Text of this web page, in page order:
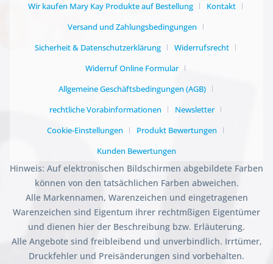
Wir kaufen Mary Kay Produkte auf Bestellung
Kontakt
Versand und Zahlungsbedingungen
Sicherheit & Datenschutzerklärung
Widerrufsrecht
Widerruf Online Formular
Allgemeine Geschäftsbedingungen (AGB)
rechtliche Vorabinformationen
Newsletter
Cookie-Einstellungen
Produkt Bewertungen
Kunden Bewertungen
Hinweis: Auf elektronischen Bildschirmen abgebildete Farben
können von den tatsächlichen Farben abweichen.
Alle Markennamen, Warenzeichen und eingetragenen
Warenzeichen sind Eigentum ihrer rechtmßigen Eigentümer
und dienen hier der Beschreibung bzw. Erläuterung.
Alle Angebote sind freibleibend und unverbindlich. Irrtümer,
Druckfehler und Preisänderungen sind vorbehalten.